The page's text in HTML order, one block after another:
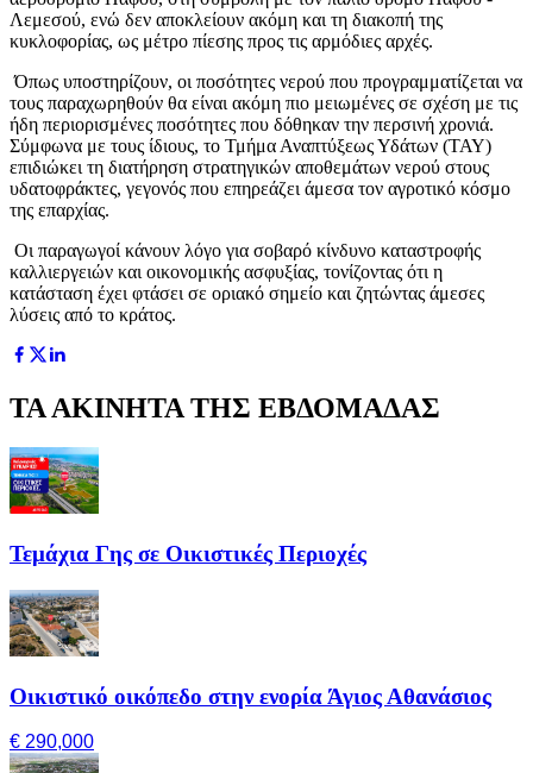
Λεμεσού, ενώ δεν αποκλείουν ακόμη και τη διακοπή της
κυκλοφορίας, ως μέτρο πίεσης προς τις αρμόδιες αρχές.
Όπως υποστηρίζουν, οι ποσότητες νερού που προγραμματίζεται να
τους παραχωρηθούν θα είναι ακόμη πιο μειωμένες σε σχέση με τις
ήδη περιορισμένες ποσότητες που δόθηκαν την περσινή χρονιά.
Σύμφωνα με τους ίδιους, το Τμήμα Αναπτύξεως Υδάτων (ΤΑΥ)
επιδιώκει τη διατήρηση στρατηγικών αποθεμάτων νερού στους
υδατοφράκτες, γεγονός που επηρεάζει άμεσα τον αγροτικό κόσμο
της επαρχίας.
Οι παραγωγοί κάνουν λόγο για σοβαρό κίνδυνο καταστροφής
καλλιεργειών και οικονομικής ασφυξίας, τονίζοντας ότι η
κατάσταση έχει φτάσει σε οριακό σημείο και ζητώντας άμεσες
λύσεις από το κράτος.
ΤΑ ΑΚΙΝΗΤΑ ΤΗΣ ΕΒΔΟΜΑΔΑΣ
Τεμάχια Γης σε Οικιστικές Περιοχές
Οικιστικό οικόπεδο στην ενορία Άγιος Αθανάσιος
€ 290,000